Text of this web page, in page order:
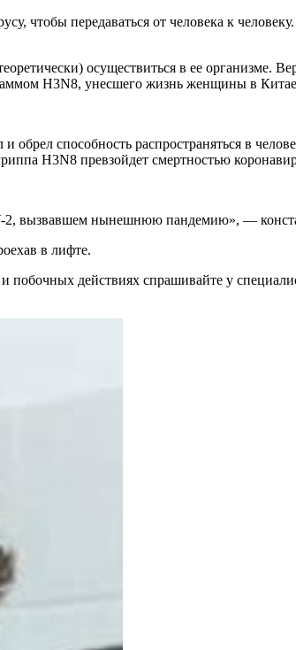
чтобы передаваться от человека к
осуществиться в ее организме.
H3N8, унесшего жизнь женщины в
способность распространяться в
H3N8 превзойдет смертностью
2, вызвавшем нынешнюю пандемию», —
в лифте.
действиях спрашивайте у